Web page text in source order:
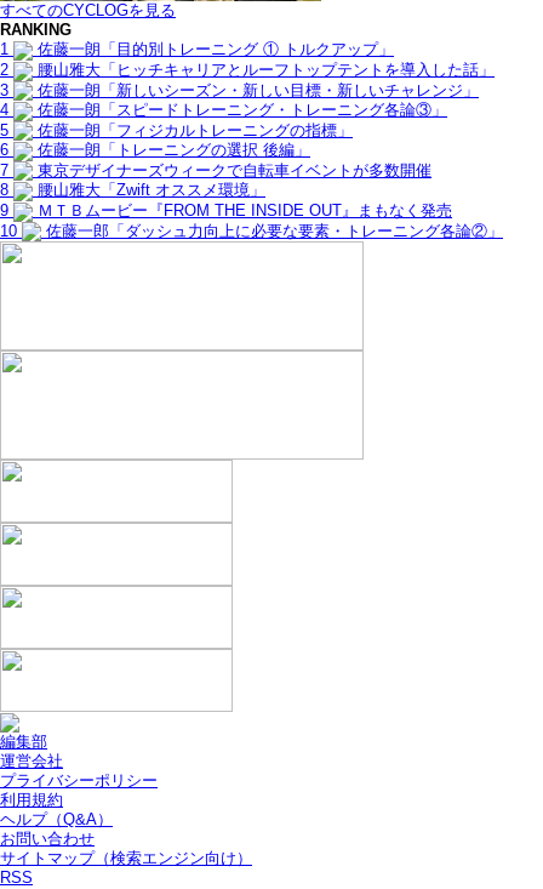
すべてのCYCLOGを見る
RANKING
1
佐藤一朗「目的別トレーニング ① トルクアップ」
2
腰山雅大「ヒッチキャリアとルーフトップテントを導入した話」
3
佐藤一朗「新しいシーズン・新しい目標・新しいチャレンジ」
4
佐藤一朗「スピードトレーニング・トレーニング各論③」
5
佐藤一朗「フィジカルトレーニングの指標」
6
佐藤一朗「トレーニングの選択 後編」
7
東京デザイナーズウィークで自転車イベントが多数開催
8
腰山雅大「Zwift オススメ環境」
9
ＭＴＢムービー『FROM THE INSIDE OUT』まもなく発売
10
佐藤一郎「ダッシュ力向上に必要な要素・トレーニング各論②」
編集部
運営会社
プライバシーポリシー
利用規約
ヘルプ（Q&A）
お問い合わせ
サイトマップ（検索エンジン向け）
RSS